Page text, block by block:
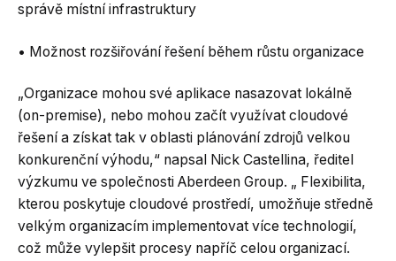
správě místní infrastruktury
• Možnost rozšiřování řešení během růstu organizace
„Organizace mohou své aplikace nasazovat lokálně
(on-premise), nebo mohou začít využívat cloudové
řešení a získat tak v oblasti plánování zdrojů velkou
konkurenční výhodu,“ napsal Nick Castellina, ředitel
výzkumu ve společnosti Aberdeen Group. „ Flexibilita,
kterou poskytuje cloudové prostředí, umožňuje středně
velkým organizacím implementovat více technologií,
což může vylepšit procesy napříč celou organizací.